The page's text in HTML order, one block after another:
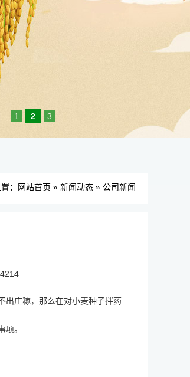
1 2 3
： 网站首页 » 新闻动态 » 公司新闻
出庄稼，那么在对小麦种子拌药
项。